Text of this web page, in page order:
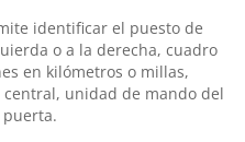
identificar el puesto de
o a la derecha, cuadro
en kilómetros o millas,
unidad de mando del